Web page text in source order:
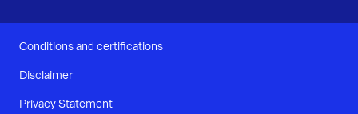
Conditions and certifications
Disclaimer
Privacy Statement